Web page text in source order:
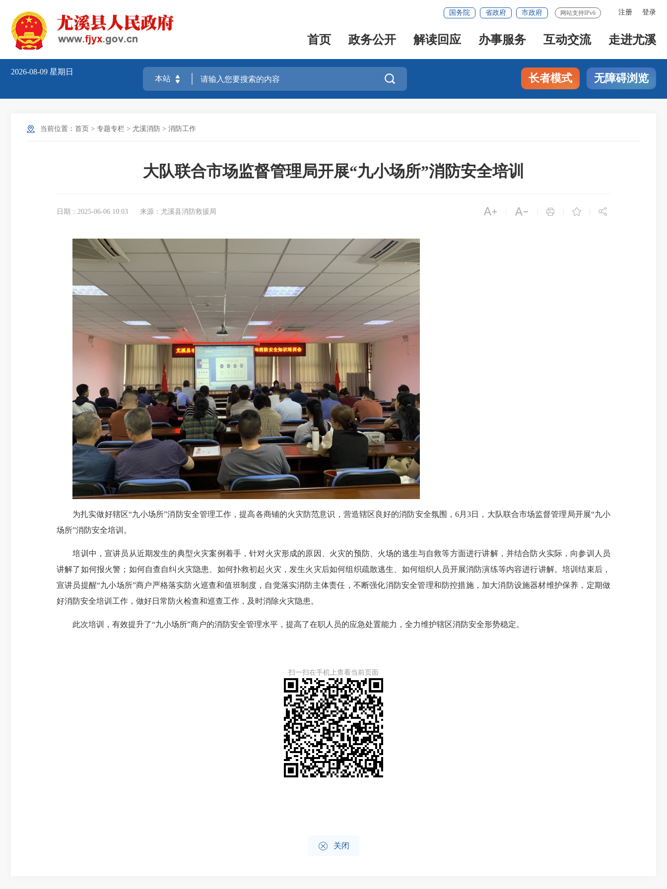
注册 登录
国务院 省政府 市政府 网站支持IPv6
首页 政务公开 解读回应 办事服务 互动交流 走进尤溪
2026-08-09 星期日
 长者模式 无障碍浏览
当前位置： 首页 > 专题专栏 > 尤溪消防 > 消防工作
大队联合市场监督管理局开展“九小场所”消防安全培训
日期：2025-06-06 10:03 来源：尤溪县消防救援局     
为扎实做好辖区“九小场所”消防安全管理工作，提高各商铺的火灾防范意识，营造辖区良好的消防安全氛围，6月3日，大队联合市场监督管理局开展“九小
场所”消防安全培训。
培训中，宣讲员从近期发生的典型火灾案例着手，针对火灾形成的原因、火灾的预防、火场的逃生与自救等方面进行讲解，并结合防火实际，向参训人员
讲解了如何报火警；如何自查自纠火灾隐患、如何扑救初起火灾，发生火灾后如何组织疏散逃生、如何组织人员开展消防演练等内容进行讲解。培训结束后，
宣讲员提醒“九小场所”商户严格落实防火巡查和值班制度，自觉落实消防主体责任，不断强化消防安全管理和防控措施，加大消防设施器材维护保养，定期做
好消防安全培训工作，做好日常防火检查和巡查工作，及时消除火灾隐患。
此次培训，有效提升了“九小场所”商户的消防安全管理水平，提高了在职人员的应急处置能力，全力维护辖区消防安全形势稳定。
扫一扫在手机上查看当前页面
 关闭